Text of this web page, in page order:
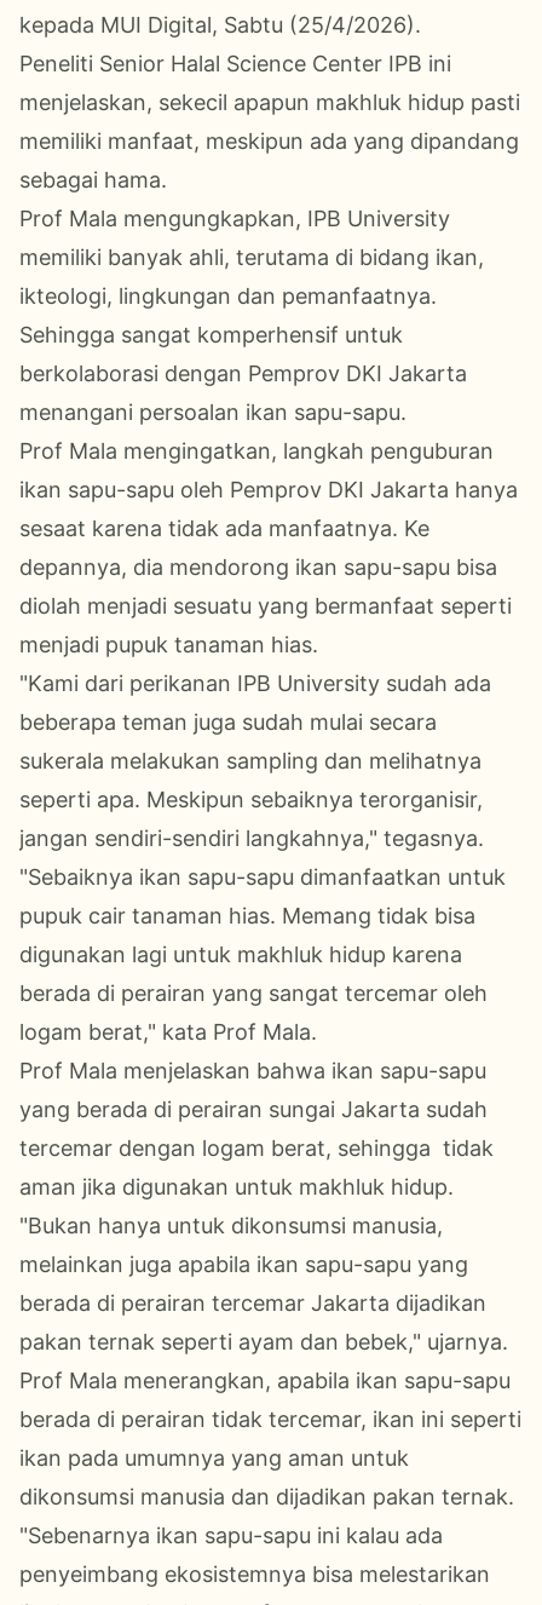
kepada MUI Digital, Sabtu (25/4/2026).
Peneliti Senior Halal Science Center IPB ini
menjelaskan, sekecil apapun makhluk hidup pasti
memiliki manfaat, meskipun ada yang dipandang
sebagai hama.
Prof Mala mengungkapkan, IPB University
memiliki banyak ahli, terutama di bidang ikan,
ikteologi, lingkungan dan pemanfaatnya.
Sehingga sangat komperhensif untuk
berkolaborasi dengan Pemprov DKI Jakarta
menangani persoalan ikan sapu-sapu.
Prof Mala mengingatkan, langkah penguburan
ikan sapu-sapu oleh Pemprov DKI Jakarta hanya
sesaat karena tidak ada manfaatnya. Ke
depannya, dia mendorong ikan sapu-sapu bisa
diolah menjadi sesuatu yang bermanfaat seperti
menjadi pupuk tanaman hias.
"Kami dari perikanan IPB University sudah ada
beberapa teman juga sudah mulai secara
sukerala melakukan sampling dan melihatnya
seperti apa. Meskipun sebaiknya terorganisir,
jangan sendiri-sendiri langkahnya," tegasnya.
"Sebaiknya ikan sapu-sapu dimanfaatkan untuk
pupuk cair tanaman hias. Memang tidak bisa
digunakan lagi untuk makhluk hidup karena
berada di perairan yang sangat tercemar oleh
logam berat," kata Prof Mala.
Prof Mala menjelaskan bahwa ikan sapu-sapu
yang berada di perairan sungai Jakarta sudah
tercemar dengan logam berat, sehingga tidak
aman jika digunakan untuk makhluk hidup.
"Bukan hanya untuk dikonsumsi manusia,
melainkan juga apabila ikan sapu-sapu yang
berada di perairan tercemar Jakarta dijadikan
pakan ternak seperti ayam dan bebek," ujarnya.
Prof Mala menerangkan, apabila ikan sapu-sapu
berada di perairan tidak tercemar, ikan ini seperti
ikan pada umumnya yang aman untuk
dikonsumsi manusia dan dijadikan pakan ternak.
"Sebenarnya ikan sapu-sapu ini kalau ada
penyeimbang ekosistemnya bisa melestarikan